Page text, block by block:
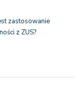
zastosowanie
z ZUS?